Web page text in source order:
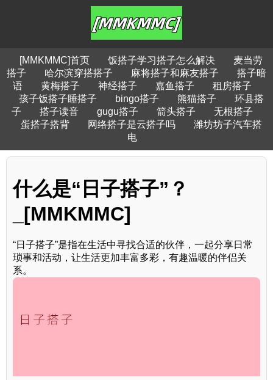
[MMKMMC]首页 饭搭子学习搭子怎么解决
麦当劳
搭子
哈尔滨穿搭搭子 麻将搭子和麻友搭子
搭子暗
语
黄梅搭子 神经搭子 嘉鱼搭子
租房搭子
孩子饭搭子睡搭子
bingo搭子 熊猫搭子
环县搭
子
搭子读音 gugu搭子 箭头搭子
无根搭子
蛋搭子搭背
网络搭子是云搭子吗
潍坊坊子汽车搭
电
什么是“日子搭子”？
_[MMKMMC]
“日子搭子”是指在生活中寻找合适的伙伴，一起分享日常
琐事和活动，让生活更加丰富多彩，有趣温暖的伴侣关
系。